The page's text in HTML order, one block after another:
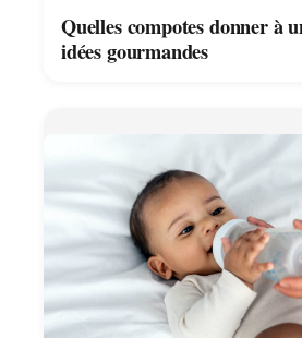
Quelles compotes donner à
idées gourmandes